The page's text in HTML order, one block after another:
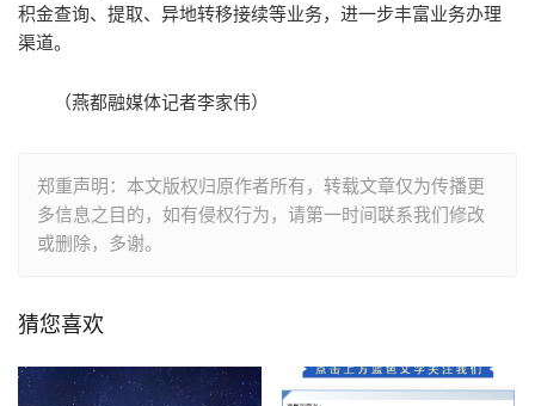
积金查询、提取、异地转移接续等业务，进一步丰富业务办理
渠道。
（燕都融媒体记者李家伟）
郑重声明：本文版权归原作者所有，转载文章仅为传播更
多信息之目的，如有侵权行为，请第一时间联系我们修改
或删除，多谢。
猜您喜欢